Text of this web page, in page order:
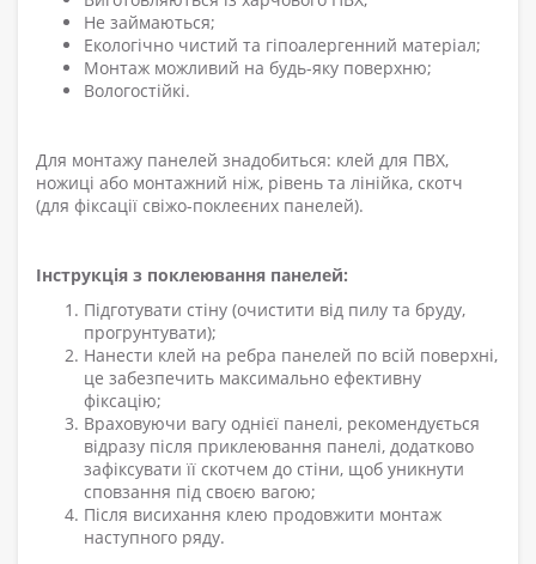
Не займаються;
Екологічно чистий та гіпоалергенний матеріал;
Монтаж можливий на будь-яку поверхню;
Вологостійкі.
Для монтажу панелей знадобиться: клей для ПВХ,
ножиці або монтажний ніж, рівень та лінійка, скотч
(для фіксації свіжо-поклеєних панелей).
Інструкція з поклеювання панелей:
Підготувати стіну (очистити від пилу та бруду,
прогрунтувати);
Нанести клей на ребра панелей по всій поверхні,
це забезпечить максимально ефективну
фіксацію;
Враховуючи вагу однієї панелі, рекомендується
відразу після приклеювання панелі, додатково
зафіксувати її скотчем до стіни, щоб уникнути
сповзання під своєю вагою;
Після висихання клею продовжити монтаж
наступного ряду.